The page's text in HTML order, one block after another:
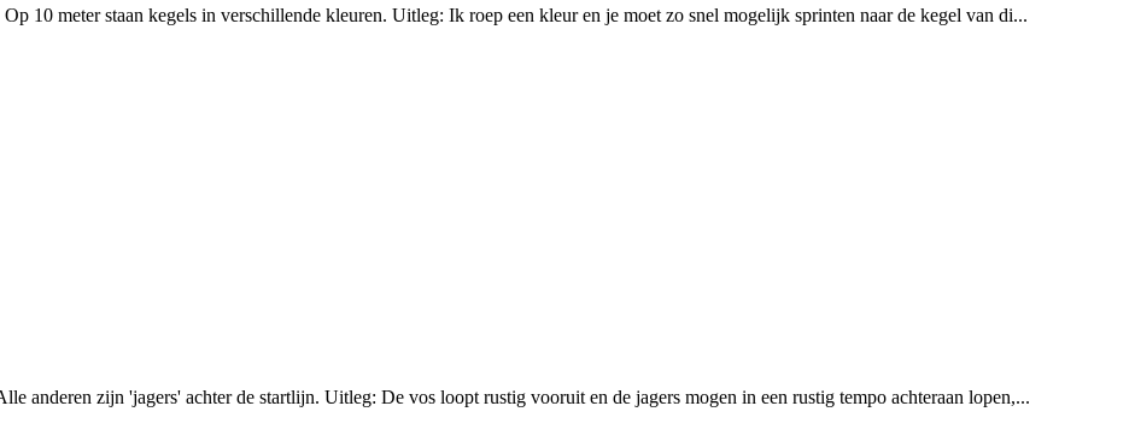
10 meter staan kegels in verschillende kleuren. Uitleg: Ik roep een kleur en je moet zo snel mogelijk sprinten naar de kegel van di...
anderen zijn 'jagers' achter de startlijn. Uitleg: De vos loopt rustig vooruit en de jagers mogen in een rustig tempo achteraan lopen,...